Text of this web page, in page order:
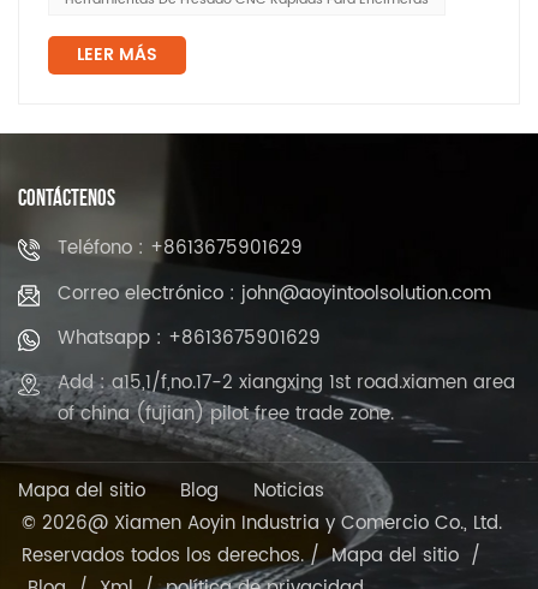
LEER MÁS
CONTÁCTENOS
Teléfono : +8613675901629
Correo electrónico : john@aoyintoolsolution.com
Whatsapp : +8613675901629
Add : a15,1/f,no.17-2 xiangxing 1st road.xiamen area
of china (fujian) pilot free trade zone.
Mapa del sitio Blog
Noticias
© 2026@ Xiamen Aoyin Industria y Comercio Co., Ltd.
Reservados todos los derechos. /Mapa del sitio /